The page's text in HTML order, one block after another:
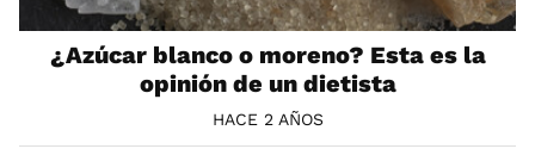
¿Azúcar blanco o moreno? Esta es la
opinión de un dietista
HACE 2 AÑOS